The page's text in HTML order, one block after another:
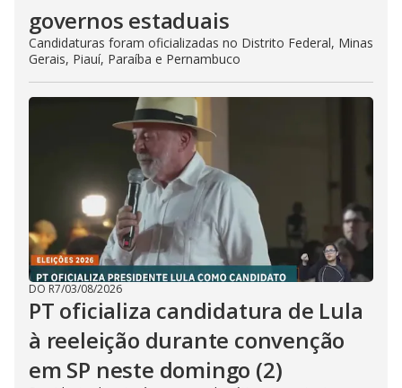
governos estaduais
Candidaturas foram oficializadas no Distrito Federal, Minas
Gerais, Piauí, Paraíba e Pernambuco
DO R7/03/08/2026
PT oficializa candidatura de Lula
à reeleição durante convenção
em SP neste domingo (2)